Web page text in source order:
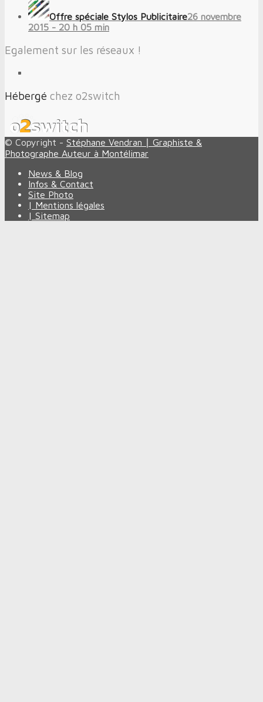
Offre spéciale Stylos Publicitaire26 novembre
2015 - 20 h 05 min
Egalement sur les réseaux !
Hébergé chez o2switch
© Copyright - Stéphane Vendran ∣ Graphiste &
Photographe Auteur à Montélimar
News & Blog
Infos & Contact
Site Photo
| Mentions légales
| Sitemap